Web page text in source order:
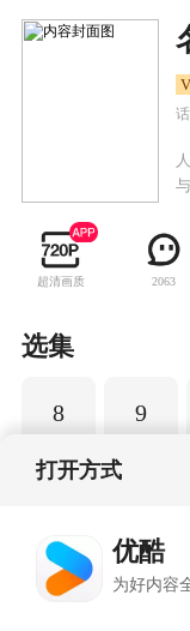
话
超清画质 2063
选集
8 9
打开方式
优酷
为好内容